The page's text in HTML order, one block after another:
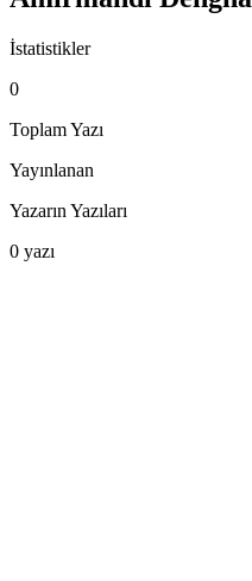
İstatistikler
0
Toplam Yazı
Yayınlanan
Yazarın Yazıları
0 yazı